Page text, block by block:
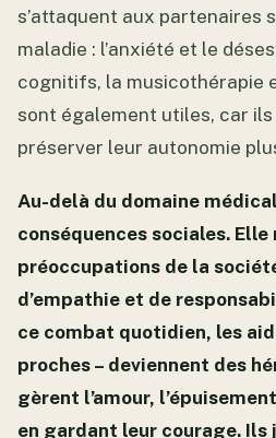
s’attaquent aux partenaires
maladie : l’anxiété et le
cognitifs, la musicothérapie
sont également utiles, car
préserver leur autonomie
Au-delà du domaine
conséquences sociales.
préoccupations de la
d’empathie et de
ce combat quotidien, les
proches – deviennent des
gèrent l’amour,
en gardant leur courage. Ils